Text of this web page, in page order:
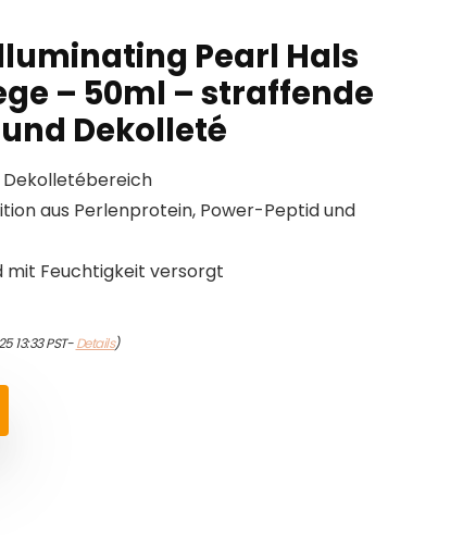
Pearl Hals
– 50ml – straffende
Dekolleté
aus Perlenprotein, Power-Peptid und
mit Feuchtigkeit versorgt
13:33 PST-Details)